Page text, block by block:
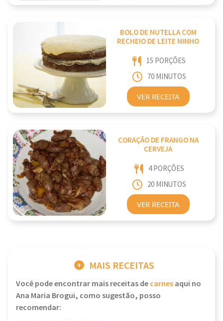
BOLO DE NUTELLA COM
RECHEIO DE LEITE NINHO
15 PORÇÕES
70 MINUTOS
VER RECEITA
CORAÇÃO DE FRANGO NA
CERVEJA
4 PORÇÕES
20 MINUTOS
VER RECEITA
MAIS RECEITAS
Você pode encontrar mais receitas decarnesaqui no
Ana Maria Brogui, como sugestão, posso
recomendar: